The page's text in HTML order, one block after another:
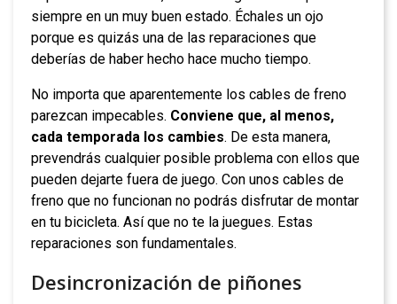
siempre en un muy buen estado. Échales un ojo
porque es quizás una de las reparaciones que
deberías de haber hecho hace mucho tiempo.
No importa que aparentemente los cables de freno
parezcan impecables. Conviene que, al menos,
cada temporada los cambies. De esta manera,
prevendrás cualquier posible problema con ellos que
pueden dejarte fuera de juego. Con unos cables de
freno que no funcionan no podrás disfrutar de montar
en tu bicicleta. Así que no te la juegues. Estas
reparaciones son fundamentales.
Desincronización de piñones